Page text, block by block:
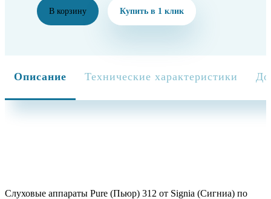
В корзину Купить в 1 клик
Описание Технические характеристики
Слуховые аппараты Pure (Пьюр) 312 от Signia (Сигниа) по